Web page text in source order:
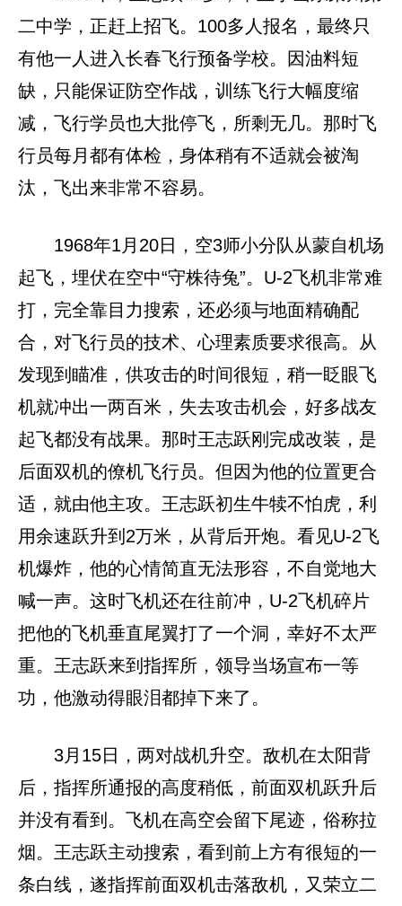
二中学，正赶上招飞。100多人报名，最终只
有他一人进入长春飞行预备学校。因油料短
缺，只能保证防空作战，训练飞行大幅度缩
减，飞行学员也大批停飞，所剩无几。那时飞
行员每月都有体检，身体稍有不适就会被淘
汰，飞出来非常不容易。
1968年1月20日，空3师小分队从蒙自机场
起飞，埋伏在空中“守株待兔”。U-2飞机非常难
打，完全靠目力搜索，还必须与地面精确配
合，对飞行员的技术、心理素质要求很高。从
发现到瞄准，供攻击的时间很短，稍一眨眼飞
机就冲出一两百米，失去攻击机会，好多战友
起飞都没有战果。那时王志跃刚完成改装，是
后面双机的僚机飞行员。但因为他的位置更合
适，就由他主攻。王志跃初生牛犊不怕虎，利
用余速跃升到2万米，从背后开炮。看见U-2飞
机爆炸，他的心情简直无法形容，不自觉地大
喊一声。这时飞机还在往前冲，U-2飞机碎片
把他的飞机垂直尾翼打了一个洞，幸好不太严
重。王志跃来到指挥所，领导当场宣布一等
功，他激动得眼泪都掉下来了。
3月15日，两对战机升空。敌机在太阳背
后，指挥所通报的高度稍低，前面双机跃升后
并没有看到。飞机在高空会留下尾迹，俗称拉
烟。王志跃主动搜索，看到前上方有很短的一
条白线，遂指挥前面双机击落敌机，又荣立二